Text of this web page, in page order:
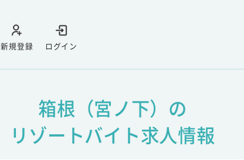
ログイン
新規登録
箱根（宮ノ下）の
リゾートバイト求人情報